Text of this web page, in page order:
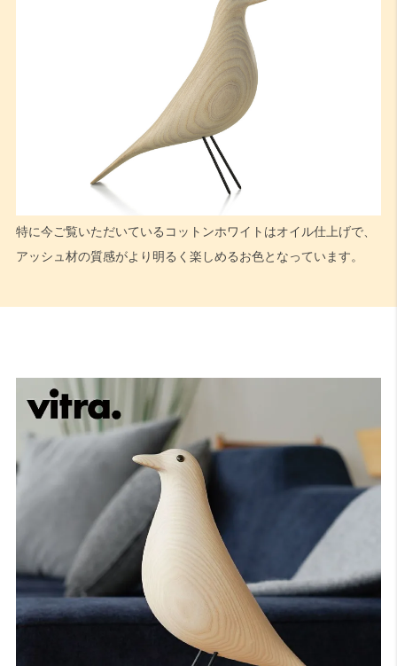
特に今ご覧いただいているコットンホワイトはオイル仕上げで、
アッシュ材の質感がより明るく楽しめるお色となっています。